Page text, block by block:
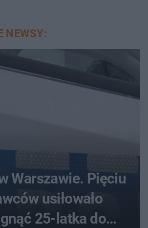
NEWSY:
Warszawie. Pięciu
usiłowało
25-latka do